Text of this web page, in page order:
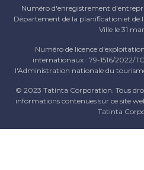
Numéro d'enregistrement
Département de la planification et de
Ville le 31
Numéro de licence
internationaux : 79-1516/2022/
l'Administration nationale du
© 2023 Tatinta Corporation. Tous
informations contenues sur ce site
Tatinta